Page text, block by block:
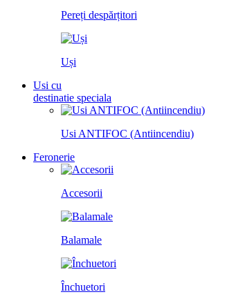
Pereți despărțitori
Uși
Usi cu
destinatie speciala
Usi ANTIFOC (Antiincendiu)
Feronerie
Accesorii
Balamale
Închuetori